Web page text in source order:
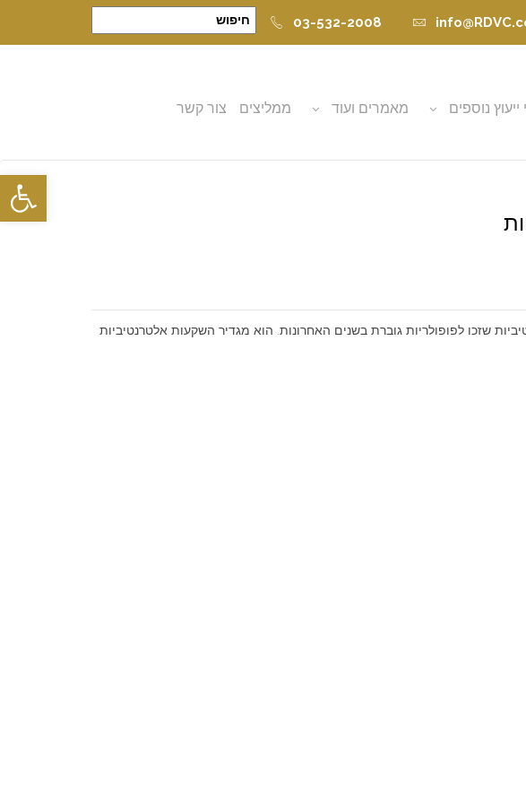
פתח
03-532-2008
נוספים מאמרים ועוד ממליצים צור קשר
שזכו לפופולריות גוברת בשנים האחרונות. הוא מגדיר השקעות אלטרנטיביות